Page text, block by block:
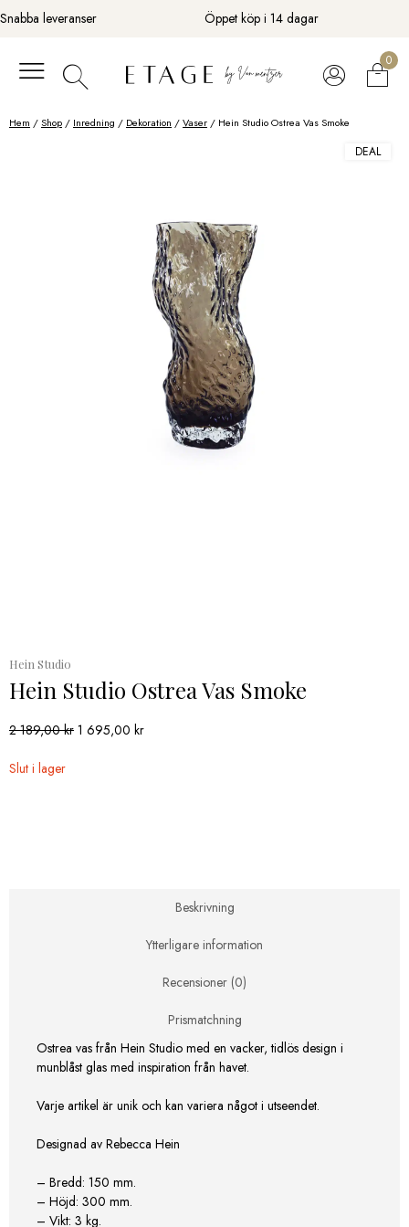
Fortsätt
till
Snabba leveranser Öppet köp i 14 dagar
0
Hem /Shop / Inredning / Dekoration /Vaser / Hein Studio Ostrea Vas Smoke
DEAL
Hein Studio
Hein Studio Ostrea Vas Smoke
2 189,00kr Det
1 695,00 krDet
Slut i lager
Beskrivning
Ytterligare information
Recensioner (0)
Prismatchning
Ostrea vas från Hein Studio med en vacker, tidlös design i
munblåst glas med inspiration från havet.
Varje artikel är unik och kan variera något i utseendet.
Designad av Rebecca Hein
– Bredd: 150 mm.
– Höjd: 300 mm.
– Vikt: 3 kg.